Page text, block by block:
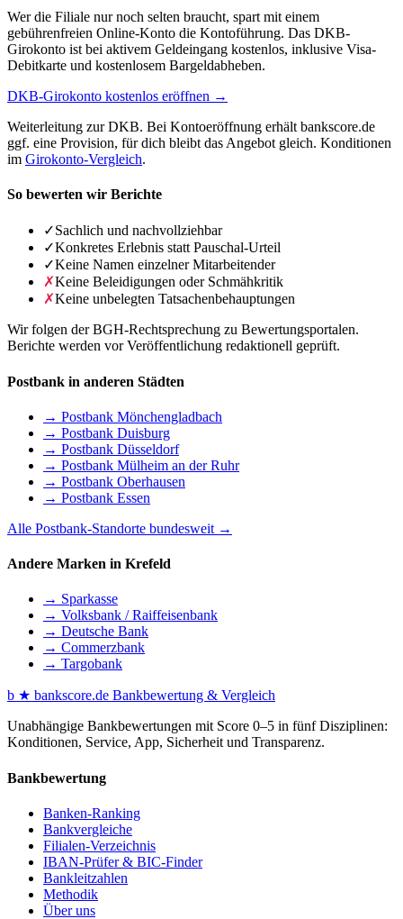
Wer die Filiale nur noch selten braucht, spart mit einem
gebührenfreien Online-Konto die Kontoführung. Das DKB-
Girokonto ist bei aktivem Geldeingang kostenlos, inklusive Visa-
Debitkarte und kostenlosem Bargeldabheben.
DKB-Girokonto kostenlos eröffnen →
Weiterleitung zur DKB. Bei Kontoeröffnung erhält bankscore.de
ggf. eine Provision, für dich bleibt das Angebot gleich. Konditionen
im Girokonto-Vergleich.
So bewerten wir Berichte
✓Sachlich und nachvollziehbar
✓Konkretes Erlebnis statt Pauschal-Urteil
✓Keine Namen einzelner Mitarbeitender
✗Keine Beleidigungen oder Schmähkritik
✗Keine unbelegten Tatsachenbehauptungen
Wir folgen der BGH-Rechtsprechung zu Bewertungsportalen.
Berichte werden vor Veröffentlichung redaktionell geprüft.
Postbank in anderen Städten
→ Postbank Mönchengladbach
→ Postbank Duisburg
→ Postbank Düsseldorf
→ Postbank Mülheim an der Ruhr
→ Postbank Oberhausen
→ Postbank Essen
Alle Postbank-Standorte bundesweit →
Andere Marken in Krefeld
→ Sparkasse
→ Volksbank / Raiffeisenbank
→ Deutsche Bank
→ Commerzbank
→ Targobank
b ★ bankscore.de Bankbewertung & Vergleich
Unabhängige Bankbewertungen mit Score 0–5 in fünf Disziplinen:
Konditionen, Service, App, Sicherheit und Transparenz.
Bankbewertung
Banken-Ranking
Bankvergleiche
Filialen-Verzeichnis
IBAN-Prüfer & BIC-Finder
Bankleitzahlen
Methodik
Über uns